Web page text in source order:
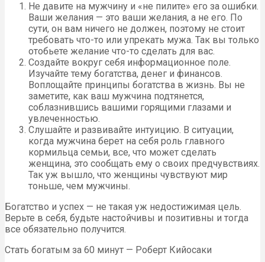
Не давите на мужчину и «не пилите» его за ошибки.
Ваши желания — это ваши желания, а не его. По
сути, он вам ничего не должен, поэтому не стоит
требовать что-то или упрекать мужа. Так вы только
отобьете желание что-то сделать для вас.
Создайте вокруг себя информационное поле.
Изучайте тему богатства, денег и финансов.
Воплощайте принципы богатства в жизнь. Вы не
заметите, как ваш мужчина подтянется,
соблазнившись вашими горящими глазами и
увлеченностью.
Слушайте и развивайте интуицию. В ситуации,
когда мужчина берет на себя роль главного
кормильца семьи, все, что может сделать
женщина, это сообщать ему о своих предчувствиях.
Так уж вышло, что женщины чувствуют мир
тоньше, чем мужчины.
Богатство и успех — не такая уж недостижимая цель.
Верьте в себя, будьте настойчивы и позитивны и тогда
все обязательно получится.
Стать богатым за 60 минут — Роберт Кийосаки